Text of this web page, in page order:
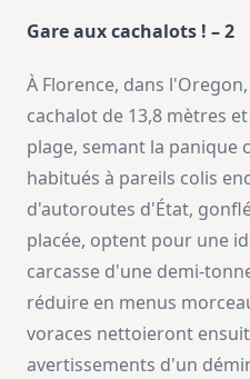
Gare aux cachalots ! – 2
À Florence, dans
cachalot de 13,8 mètres
plage, semant la panique
habitués à pareils colis
d'autoroutes d'État,
placée, optent pour une
carcasse d'une demi-
réduire en menus
voraces nettoieront
avertissements d'un